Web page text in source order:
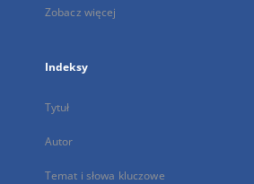
Zobacz więcej
Indeksy
Tytuł
Autor
Temat i słowa kluczowe